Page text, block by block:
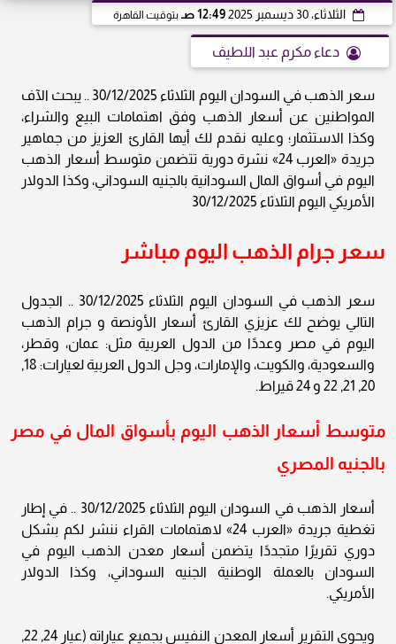
الثلاثاء، 30 ديسمبر 2025 12:49 صـ بتوقيت القاهرة
دعاء مكرم عبد اللطيف
سعر الذهب في السودان اليوم الثلاثاء 30/12/2025 .. يبحث الآف
المواطنين عن أسعار الذهب وفق اهتمامات البيع والشراء،
وكذا الاستثمار؛ وعليه نقدم لك أيها القارئ العزيز من جماهير
جريدة «العرب 24» نشرة دورية تتضمن متوسط أسعار الذهب
اليوم في أسواق المال السودانية بالجنيه السوداني، وكذا الدولار
الأمريكي اليوم الثلاثاء 30/12/2025
سعر جرام الذهب اليوم مباشر
سعر الذهب في السودان اليوم الثلاثاء 30/12/2025 .. الجدول
التالي يوضح لك عزيزي القارئ أسعار الأونصة و جرام الذهب
اليوم في مصر وعددًا من الدول العربية مثل: عمان، وقطر،
والسعودية، والكويت، والإمارات، وجل الدول العربية لعيارات: 18,
20, 21, 22 و 24 قيراط.
متوسط أسعار الذهب اليوم بأسواق المال في مصر
بالجنيه المصري
أسعار الذهب في السودان اليوم الثلاثاء 30/12/2025 .. في إطار
تغطية جريدة «العرب 24» لاهتمامات القراء ننشر لكم بشكل
دوري تقريرًا متجددًا يتضمن أسعار معدن الذهب اليوم في
السودان بالعملة الوطنية الجنيه السوداني، وكذا الدولار
الأمريكي.
ويحوي التقرير أسعار المعدن النفيس بجميع عياراته (عيار 24, 22,